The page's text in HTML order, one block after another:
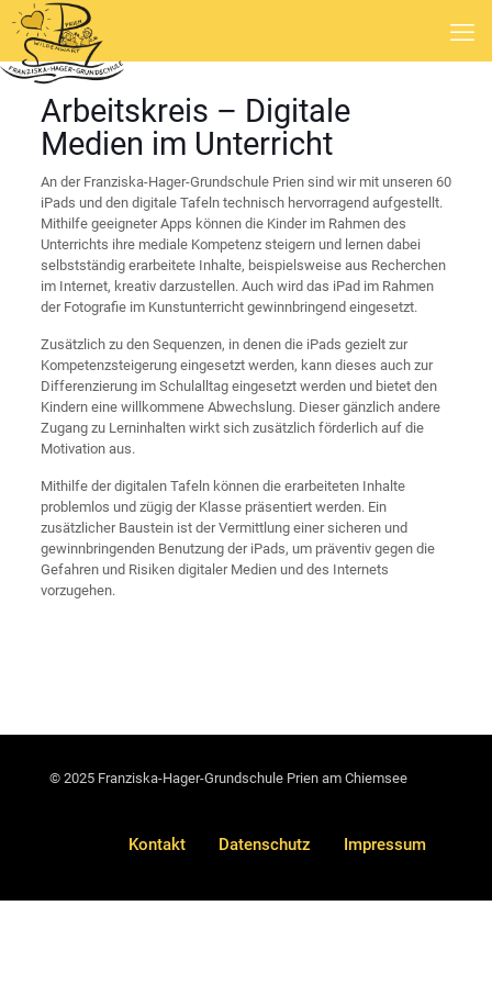
Arbeitskreis – Digitale
Medien im Unterricht
An der Franziska-Hager-Grundschule Prien sind wir mit unseren 60
iPads und den digitale Tafeln technisch hervorragend aufgestellt.
Mithilfe geeigneter Apps können die Kinder im Rahmen des
Unterrichts ihre mediale Kompetenz steigern und lernen dabei
selbstständig erarbeitete Inhalte, beispielsweise aus Recherchen
im Internet, kreativ darzustellen. Auch wird das iPad im Rahmen
der Fotografie im Kunstunterricht gewinnbringend eingesetzt.
Zusätzlich zu den Sequenzen, in denen die iPads gezielt zur
Kompetenzsteigerung eingesetzt werden, kann dieses auch zur
Differenzierung im Schulalltag eingesetzt werden und bietet den
Kindern eine willkommene Abwechslung. Dieser gänzlich andere
Zugang zu Lerninhalten wirkt sich zusätzlich förderlich auf die
Motivation aus.
Mithilfe der digitalen Tafeln können die erarbeiteten Inhalte
problemlos und zügig der Klasse präsentiert werden. Ein
zusätzlicher Baustein ist der Vermittlung einer sicheren und
gewinnbringenden Benutzung der iPads, um präventiv gegen die
Gefahren und Risiken digitaler Medien und des Internets
vorzugehen.
© 2025 Franziska-Hager-Grundschule Prien am Chiemsee
Kontakt Datenschutz Impressum